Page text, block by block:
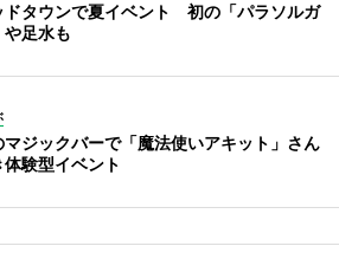
ドタウンで夏イベント 初の「パラソルガ
や足水も
マジックバーで「魔法使いアキット」さん
験型イベント